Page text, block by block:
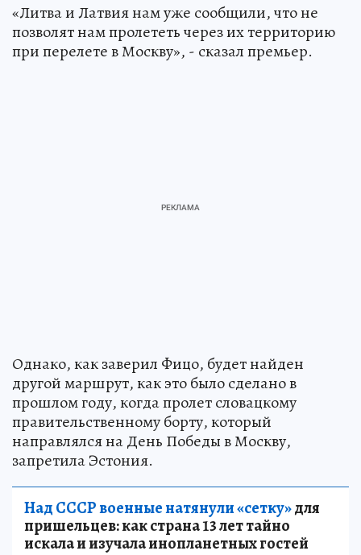
«Литва и Латвия нам уже сообщили, что не
позволят нам пролететь через их территорию
при перелете в Москву», - сказал премьер.
Однако, как заверил Фицо, будет найден
другой маршрут, как это было сделано в
прошлом году, когда пролет словацкому
правительственному борту, который
направлялся на День Победы в Москву,
запретила Эстония.
Над СССР военные натянули «сетку»для
пришельцев: как страна 13 лет тайно
искала и изучала инопланетных гостей